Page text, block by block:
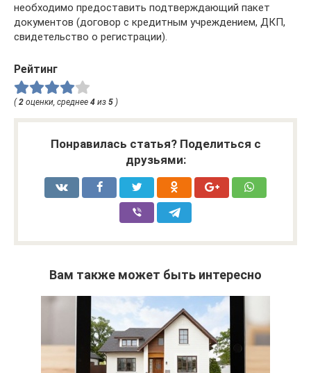
необходимо предоставить подтверждающий пакет
документов (договор с кредитным учреждением, ДКП,
свидетельство о регистрации).
Рейтинг
(2 оценки, среднее 4 из 5 )
Понравилась статья? Поделиться с
друзьями:
Вам также может быть интересно